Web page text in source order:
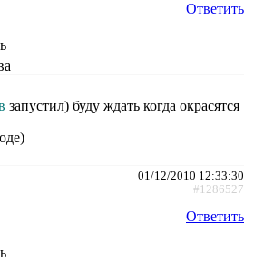
Ответить
запустил) буду ждать когда окрасятся
01/12/2010 12:33:30
#1286527
Ответить